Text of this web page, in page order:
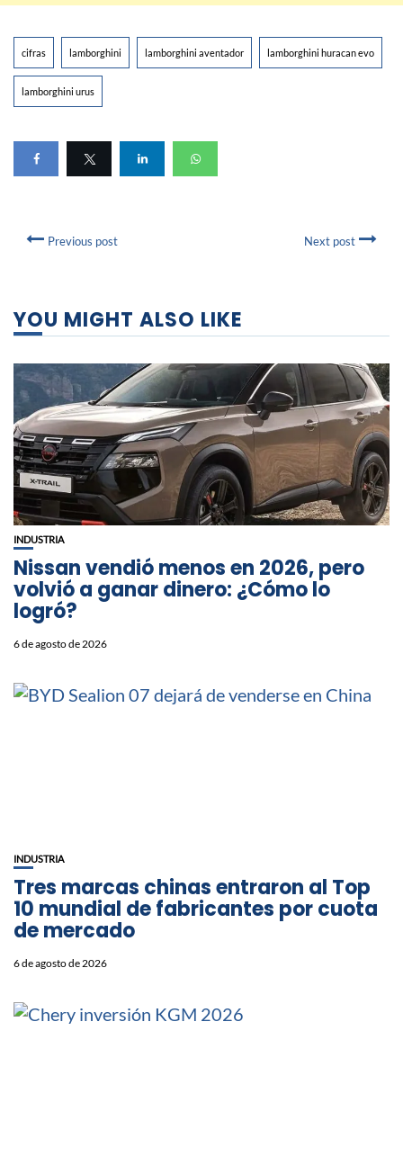
cifras lamborghini lamborghini aventador lamborghini huracan evo
lamborghini urus
Previous post Next post
YOU MIGHT ALSO LIKE
INDUSTRIA
Nissan vendió menos en 2026, pero
volvió a ganar dinero: ¿Cómo lo
logró?
6 de agosto de 2026
INDUSTRIA
Tres marcas chinas entraron al Top
10 mundial de fabricantes por cuota
de mercado
6 de agosto de 2026